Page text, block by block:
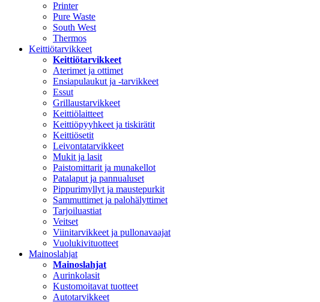
Printer
Pure Waste
South West
Thermos
Keittiötarvikkeet
Keittiötarvikkeet
Aterimet ja ottimet
Ensiapulaukut ja -tarvikkeet
Essut
Grillaustarvikkeet
Keittiölaitteet
Keittiöpyyhkeet ja tiskirätit
Keittiösetit
Leivontatarvikkeet
Mukit ja lasit
Paistomittarit ja munakellot
Patalaput ja pannualuset
Pippurimyllyt ja maustepurkit
Sammuttimet ja palohälyttimet
Tarjoiluastiat
Veitset
Viinitarvikkeet ja pullonavaajat
Vuolukivituotteet
Mainoslahjat
Mainoslahjat
Aurinkolasit
Kustomoitavat tuotteet
Autotarvikkeet